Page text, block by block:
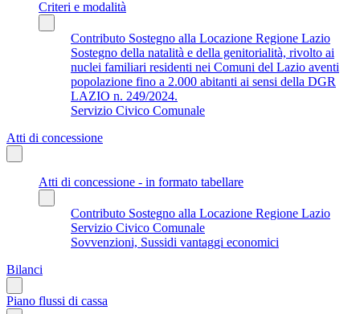
Criteri e modalità
Contributo Sostegno alla Locazione Regione Lazio
Sostegno della natalità e della genitorialità, rivolto ai
nuclei familiari residenti nei Comuni del Lazio aventi
popolazione fino a 2.000 abitanti ai sensi della DGR
LAZIO n. 249/2024.
Servizio Civico Comunale
Atti di concessione
Atti di concessione - in formato tabellare
Contributo Sostegno alla Locazione Regione Lazio
Servizio Civico Comunale
Sovvenzioni, Sussidi vantaggi economici
Bilanci
Piano flussi di cassa